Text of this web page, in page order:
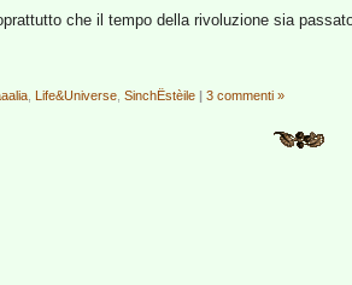
che il tempo della rivoluzione sia
Life&Universe SinchËstèile | 3 commenti »